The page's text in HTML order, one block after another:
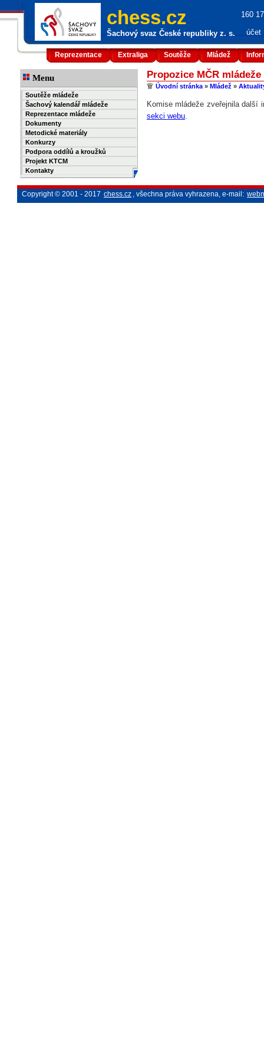
chess.cz
Šachový svaz České republiky z. s.
160
účet
Reprezentace Extraliga Soutěže Mládež
Menu
Soutěže mládeže
Šachový kalendář mládeže
Reprezentace mládeže
Dokumenty
Metodické materiály
Konkurzy
Podpora oddílů a kroužků
Projekt KTCM
Kontakty
Propozice MČR
Úvodní stránka » Mládež »
Komise mládeže zveřejnila
sekci webu.
Copyright © 2001 - 2017 chess.cz , všechna práva vyhrazena, e-mail: